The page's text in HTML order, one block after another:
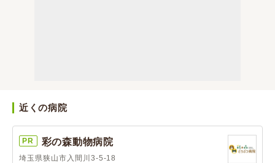
近くの病院
PR 彩の森動物病院
埼玉県狭山市入間川3-5-18